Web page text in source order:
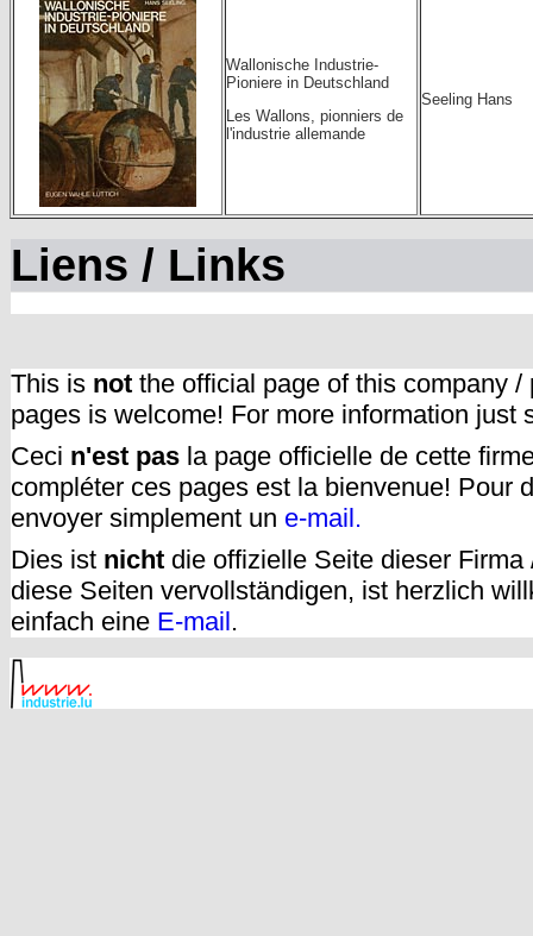
Wallonische Industrie-
Pioniere in Deutschland
Les Wallons, pionniers de
l'industrie allemande
Seeling Hans
Liens / Links
This is not the official page of this company
pages is welcome! For more information just
Ceci n'est pas la page officielle de cette
compléter ces pages est la bienvenue! Pour
envoyer simplement un e-mail.
Dies ist nicht die offizielle Seite dieser
diese Seiten vervollständigen, ist herzlich
einfach eine E-mail.